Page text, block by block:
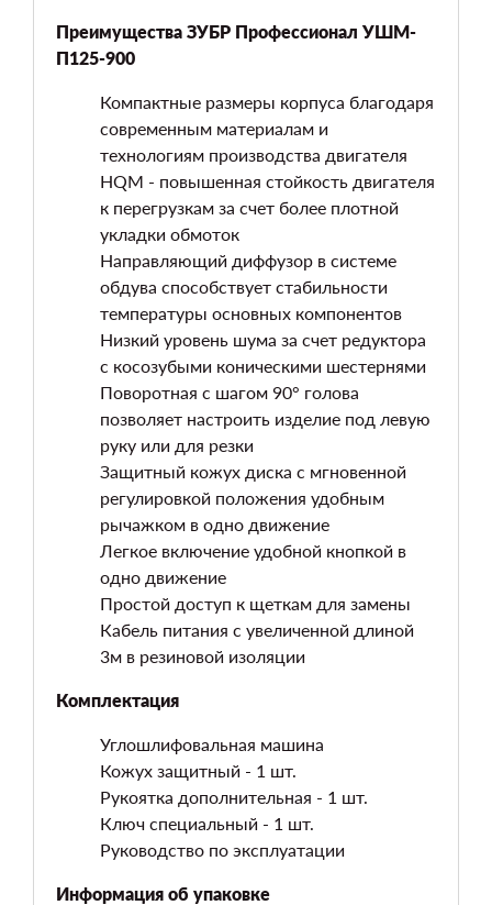
Преимущества ЗУБР Профессионал УШМ-
П125-900
Компактные размеры корпуса благодаря
современным материалам и
технологиям производства двигателя
HQM - повышенная стойкость двигателя
к перегрузкам за счет более плотной
укладки обмоток
Направляющий диффузор в системе
обдува способствует стабильности
температуры основных компонентов
Низкий уровень шума за счет редуктора
с косозубыми коническими шестернями
Поворотная с шагом 90° голова
позволяет настроить изделие под левую
руку или для резки
Защитный кожух диска с мгновенной
регулировкой положения удобным
рычажком в одно движение
Легкое включение удобной кнопкой в
одно движение
Простой доступ к щеткам для замены
Кабель питания с увеличенной длиной
3м в резиновой изоляции
Комплектация
Углошлифовальная машина
Кожух защитный - 1 шт.
Рукоятка дополнительная - 1 шт.
Ключ специальный - 1 шт.
Руководство по эксплуатации
Информация об упаковке